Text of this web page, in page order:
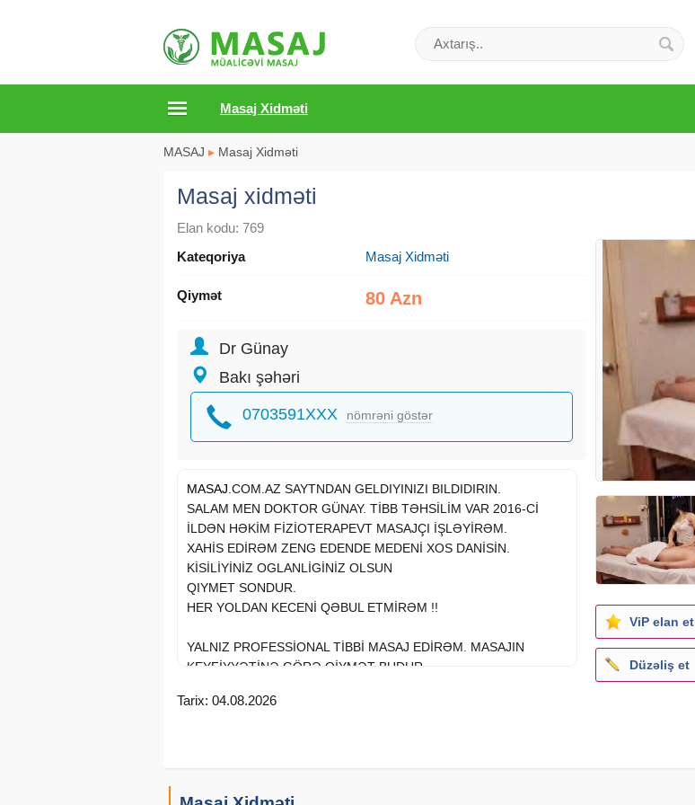
Masaj Xidməti
MASAJ ▸ Masaj Xidməti
Masaj xidməti
Elan kodu: 769
Kateqoriya
Masaj Xidməti
Qiymət 80 Azn
Dr Günay
Bakı şəhəri
0703591XXX nömrəni göstər
MASAJ .COM.AZ SAYTNDAN GELDIYINIZI BILDIDIRIN.
SALAM MEN DOKTOR GÜNAY. TİBB TƏHSİLİM VAR 2016-Cİ
İLDƏN HƏKİM FİZİOTERAPEVT MASAJÇI İŞLƏYİRƏM.
XAHİS EDİRƏM ZENG EDENDE MEDENİ XOS DANİSİN.
KİSİLİYİNİZ OGLANLİGİNİZ OLSUN
QIYMET SONDUR.
HER YOLDAN KECENİ QƏBUL ETMİRƏM !!
YALNIZ PROFESSİONAL TİBBİ MASAJ EDİRƏM. MASAJIN
KEYFİYYƏTİNƏ GÖRƏ QİYMƏT BUDUR
MASAJ 1 SAAT ƏRZİNDƏ..
Tarix: 04.08.2026
ViP elan et
Düzəliş et